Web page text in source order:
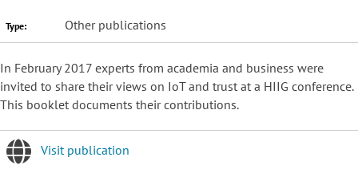
Type: Other publications
In February 2017 experts from academia and business were
invited to share their views on IoT and trust at a HIIG conference.
This booklet documents their contributions.
Visit publication